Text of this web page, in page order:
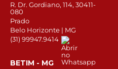
R. Dr. Gordiano, 114, 30411-
080
Prado
Belo Horizonte | MG
(31) 99947.9414
BETIM - MG